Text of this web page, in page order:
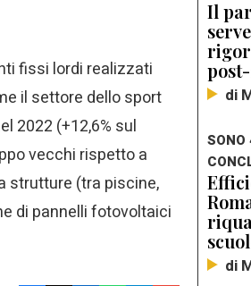
fissi lordi realizzati
il settore dello sport
2022 (+12,6% sul
vecchi rispetto a
strutture (tra piscine,
di pannelli fotovoltaici
Il
post-
di
SONO
di